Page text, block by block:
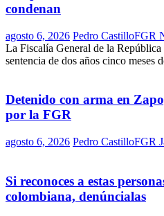
condenan
agosto 6, 2026 Pedro CastilloFGR
La Fiscalía General de la
sentencia de dos años cinco meses
Detenido con arma en
por la FGR
agosto 6, 2026 Pedro CastilloFGR
Si reconoces a estas
colombiana, denúncialas